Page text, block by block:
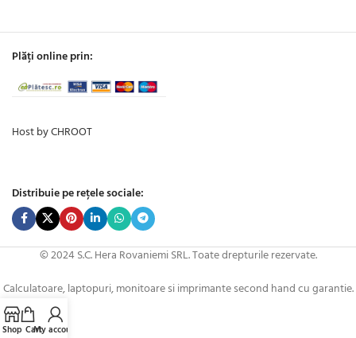
Plăți online prin:
Host by CHROOT
Distribuie pe rețele sociale:
© 2024 S.C. Hera Rovaniemi SRL. Toate drepturile rezervate.
Calculatoare, laptopuri, monitoare si imprimante second hand cu garantie.
Shop CartMy account